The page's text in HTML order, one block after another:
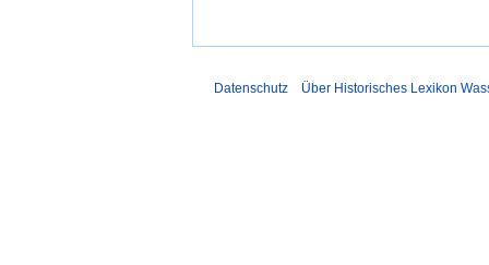
Datenschutz Über Historisches Lexikon